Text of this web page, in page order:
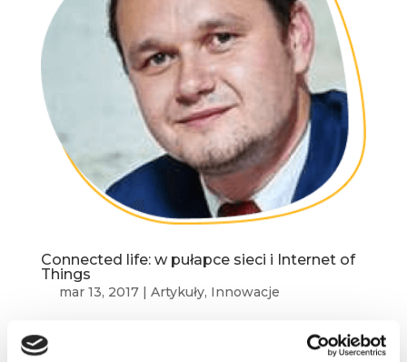
Connected life: w pułapce sieci i Internet of
Things
mar 13, 2017| Artykuły, Innowacje
Kilka lat temu książki, w których przepowiadano,
że kiedyś będziemy płacić telefonem, zajmowały